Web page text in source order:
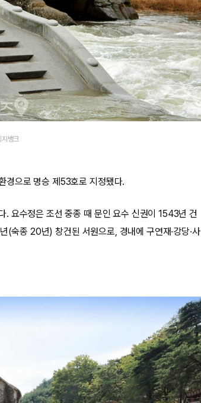
뱅크
경으로 명승 제53호로 지정됐다.
. 요수정은 조선 중종 때 문인 요수 신권이 1543년 건
숙종 20년) 창건된 서원으로, 경내에 구연재·강당·사